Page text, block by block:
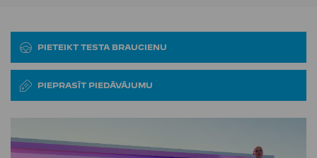
PIETEIKT TESTA BRAUCIENU
PIEPRASĪT PIEDĀVĀJUMU